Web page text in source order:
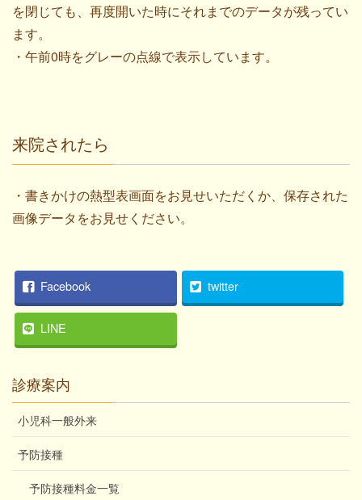
を閉じても、再度開いた時にそれまでのデータが残ってい
ます。
・午前0時をグレーの点線で表示しています。
来院されたら
・書きかけの熱型表画面をお見せいただくか、保存された
画像データをお見せください。
Facebook twitter
LINE
診療案内
小児科一般外来
予防接種
予防接種料金一覧